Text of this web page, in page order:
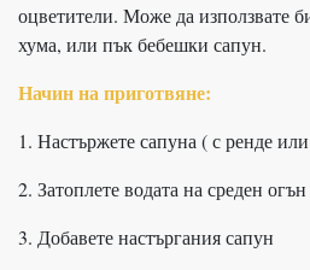
оцветители. Може да използвате
хума, или пък бебешки сапун.
Начин на приготвяне:
1. Настържете сапуна ( с ренде
2. Затоплете водата на среден огън
3. Добавете настъргания сапун